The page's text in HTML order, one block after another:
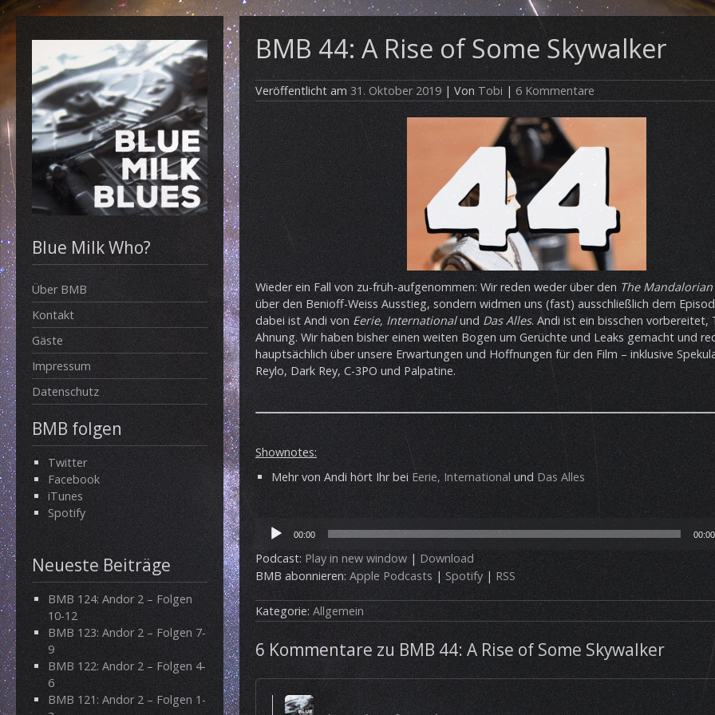
Blue Milk Who?
Über BMB
Kontakt
Gäste
Impressum
Datenschutz
BMB folgen
Twitter
Facebook
iTunes
Spotify
Neueste Beiträge
BMB 124: Andor 2 – Folgen
10-12
BMB 123: Andor 2 – Folgen 7-
9
BMB 122: Andor 2 – Folgen 4-
6
BMB 121: Andor 2 – Folgen 1-
BMB 44: A Rise of Some Skywalker
Veröffentlicht am 31. Oktober 2019 | Von Tobi | 6 Kommentare
Wieder ein Fall von zu-früh-aufgenommen: Wir reden weder über den The Mandalorian
über den Benioff-Weiss Ausstieg, sondern widmen uns (fast) ausschließlich dem
dabei ist Andi vonEerie, Internationalund Das Alles. Andi ist ein bisschen vorbereitet,
Ahnung. Wir haben bisher einen weiten Bogen um Gerüchte und Leaks gemacht und
hauptsächlich über unsere Erwartungen und Hoffnungen für den Film – inklusive
Reylo, Dark Rey, C-3PO und Palpatine.
Shownotes:
Mehr von Andi hört Ihr bei Eerie, International undDas Alles
Audio-
Player
00:00 00:00
Podcast:Play in new window | Download
BMB abonnieren: Apple Podcasts|Spotify| RSS
Kategorie: Allgemein
6 Kommentare zu BMB 44: A Rise of Some Skywalker